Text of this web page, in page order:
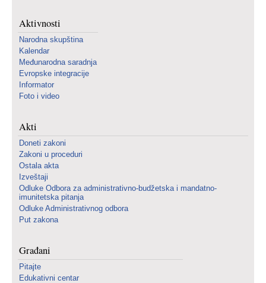
Aktivnosti
Narodna skupština
Kalendar
Međunarodna saradnja
Evropske integracije
Informator
Foto i video
Akti
Doneti zakoni
Zakoni u proceduri
Ostala akta
Izveštaji
Odluke Odbora za administrativno-budžetska i mandatno-
imunitetska pitanja
Odluke Administrativnog odbora
Put zakona
Građani
Pitajte
Edukativni centar